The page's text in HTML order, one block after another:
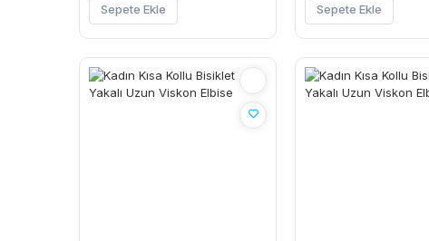
Sepete Ekle Sepete Ekle